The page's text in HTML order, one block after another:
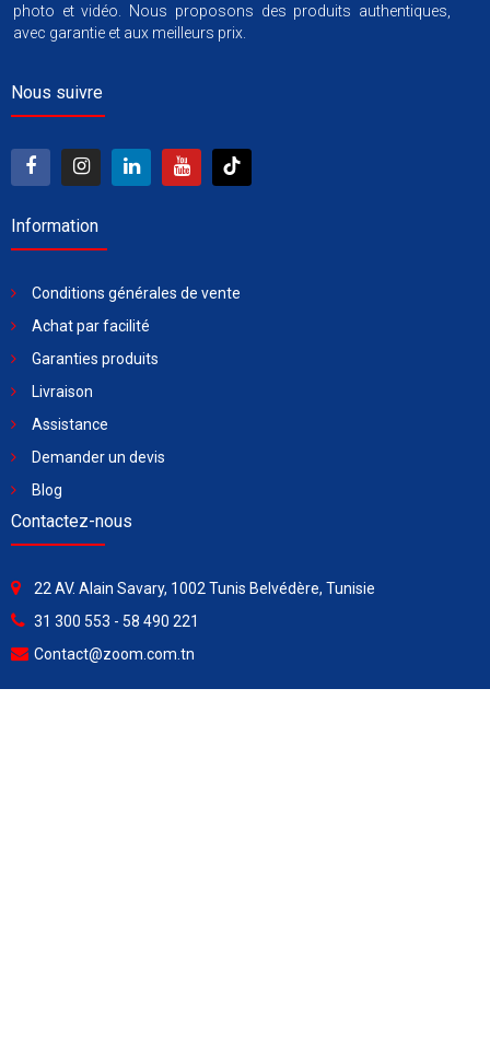
photo et vidéo. Nous proposons des produits authentiques,
avec garantie et aux meilleurs prix.
Nous suivre
Information
Conditions générales de vente
Achat par facilité
Garanties produits
Livraison
Assistance
Demander un devis
Blog
Contactez-nous
22 AV. Alain Savary, 1002 Tunis Belvédère, Tunisie
31 300 553 - 58 490 221
Contact@zoom.com.tn